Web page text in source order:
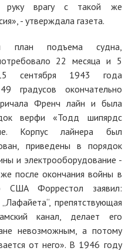
руку врагу с такой же
- утверждала газета.
план подъема судна,
22 месяца и 5
сентября 1943 года
градусов окончательно
Френч лайн и была
верфи «Тодд шипярдс
Корпус лайнера был
приведены в порядок
и электрооборудование -
после окончания войны в
США Форрестол заявил:
препятствующая
канал, делает его
невозможным, а потому
от него». В 1946 году